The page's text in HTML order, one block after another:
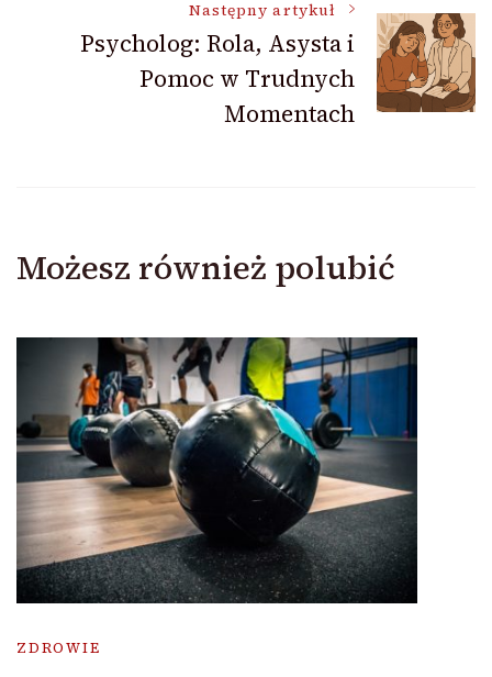
Następny artykuł
Psycholog: Rola, Asysta i
Pomoc w Trudnych
Momentach
Możesz również polubić
ZDROWIE